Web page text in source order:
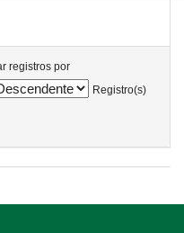
registros por
Registro(s)